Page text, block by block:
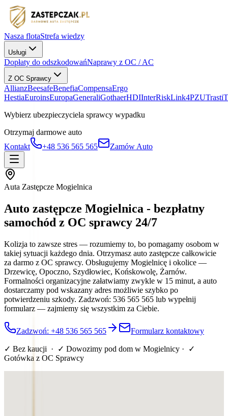
Nasza flotaStrefa wiedzy
Usługi
Dopłaty do odszkodowańNaprawy z OC / AC
Z OC Sprawcy
AllianzBeesafeBenefiaCompensaErgo
HestiaEuroinsEuropaGeneraliGothaerHDIInterRiskLink4PZUTrasti
Wybierz ubezpieczyciela sprawcy wypadku
Otrzymaj darmowe auto
Kontakt
+48 536 565 565 Zamów Auto
Auta Zastępcze Mogielnica
Auto zastępcze Mogielnica - bezpłatny
samochód z OC sprawcy 24/7
Kolizja to zawsze stres — rozumiemy to, bo pomagamy osobom w
takiej sytuacji każdego dnia. Otrzymasz auto zastępcze całkowicie
za darmo z OC sprawcy. Obsługujemy Mogielnicę i okolice —
Drzewicę, Opoczno, Szydłowiec, Końskowolę, Żarnów.
Formalności organizacyjne załatwiamy zwykle w 15 minut, a auto
dostarczamy pod wskazany adres możliwie szybko po
potwierdzeniu szkody. Zadzwoń: 536 565 565 lub wypełnij
formularz — zajmiemy się wszystkim za Ciebie.
Zadzwoń: +48 536 565 565 Formularz kontaktowy
✓ Bez kaucji · ✓ Dowozimy pod dom w Mogielnicy · ✓
Gotówka z OC Sprawcy